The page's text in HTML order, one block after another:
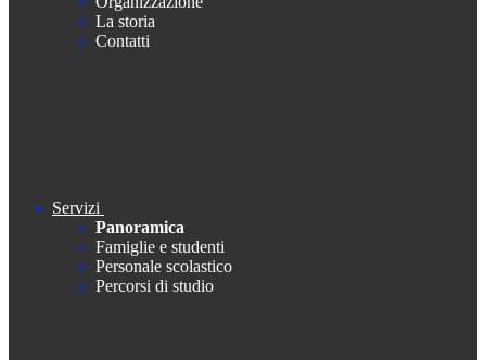
La storia
Contatti
Servizi
Panoramica
Famiglie e studenti
Personale scolastico
Percorsi di studio